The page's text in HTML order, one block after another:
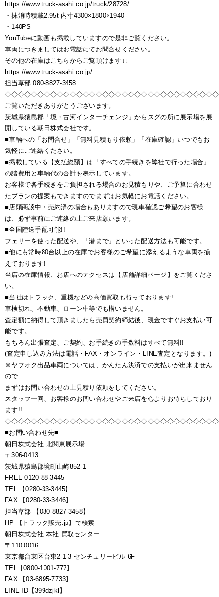
https://www.truck-asahi.co.jp/truck/28728/
・抹消時積載2.95t 内寸4300×1800×1940
・140PS
YouTubeに動画も掲載していますので是非ご覧ください。
車両につきましてはお電話にてお問合せください。
その他の在庫はこちらからご覧頂けます↓↓
https://www.truck-asahi.co.jp/
担当草部 080-8827-3458
ご覧いただきありがとうございます。
茨城県猿島郡「境・古河インターチェンジ」からスグの所に展示場を展
開している朝日株式会社です。
■車輛への「お問合せ」「無料見積もり依頼」「在庫確認」いつでもお
気軽にご連絡ください。
■掲載している【支払総額】は「すべての手続きを弊社で行った場合」
の諸費用と車輛代の合計を表示しています。
お客様で各手続きをご負担される場合のお見積もりや、ご予算に合わせ
たプランの提案もできますのでまずはお気軽にお電話ください。
■店頭商談中・売約済の場合もありますので現車確認ご希望のお客様
は、必ず事前にご連絡の上ご来店願います。
■全国陸送手配可能!!
フェリーを使った配送や、「港まで」といった配送方法も可能です。
■他にも常時80台以上の在庫でお客様のご希望に添えるような車両を揃
えております!
当店の在庫情報、お店へのアクセスは【店舗詳細ページ】をご覧くださ
い。
■当社はトラック、重機などの高価買取も行っております!
車検切れ、不動車、ローン中等でも構いません。
査定額に納得して頂きましたら売買契約締結後、現金ですぐお支払い可
能です。
もちろん出張査定、ご契約、お手続きの手数料はすべて無料!!
(査定申し込み方法は電話・FAX・オンライン・LINE査定となります。)
※ヤフオク出品車両については、かんたん決済での支払いが出来ません
ので
まずはお問い合わせの上見積り依頼をしてください。
スタッフ一同、お客様のお問い合わせやご来店を心よりお待ちしており
ます!!
■お問い合わせ先■
朝日株式会社 北関東展示場
〒306-0413
茨城県猿島郡境町山崎852-1
FREE 0120-88-3445
TEL 【0280-33-3445】
FAX 【0280-33-3446】
担当草部 【080-8827-3458】
HP 【トラック販売.jp】で検索
朝日株式会社 本社 買取センター
〒110-0016
東京都台東区台東2-1-3 センチュリービル 6F
TEL【0800-1001-777】
FAX 【03-6895-7733】
LINE ID【399dzjkl】